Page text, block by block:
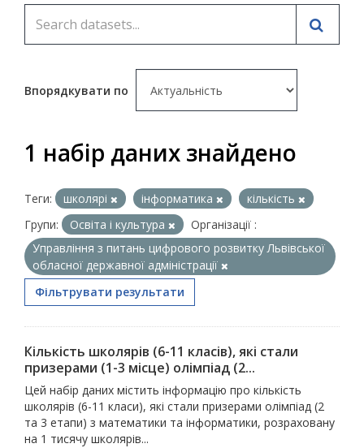
Впорядкувати по
1 набір даних знайдено
Теги: школярі інформатика
кількість
Групи:
Освіта і культура
Організації :
Управління з питань цифрового розвитку Львівської
обласної державної адміністрації
Фільтрувати результати
Кількість школярів (6-11 класів), які стали
призерами (1-3 місце) олімпіад (2...
Цей набір даних містить інформацію про кількість
школярів (6-11 класи), які стали призерами олімпіад (2
та 3 етапи) з математики та інформатики, розраховану
на 1 тисячу школярів...